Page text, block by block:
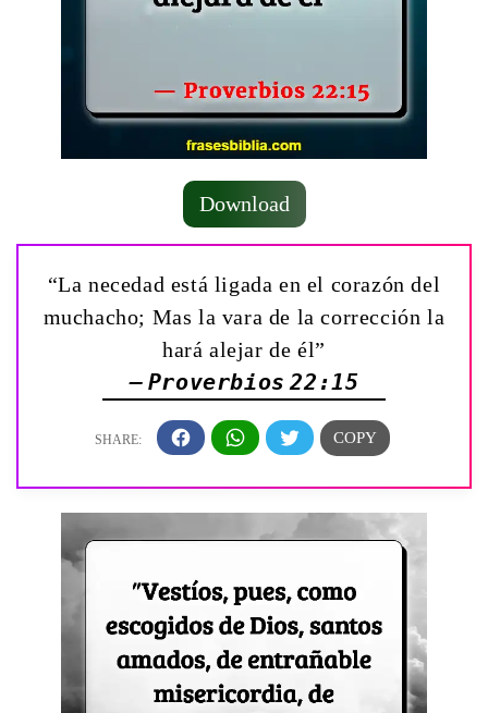
Download
“La necedad está ligada en el corazón del
muchacho; Mas la vara de la corrección la
hará alejar de él”
— Proverbios 22:15